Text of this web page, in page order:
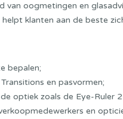
oogmetingen en
klanten aan de beste
bepalen;
en pasvormen;
optiek zoals de Eye-Ruler
en